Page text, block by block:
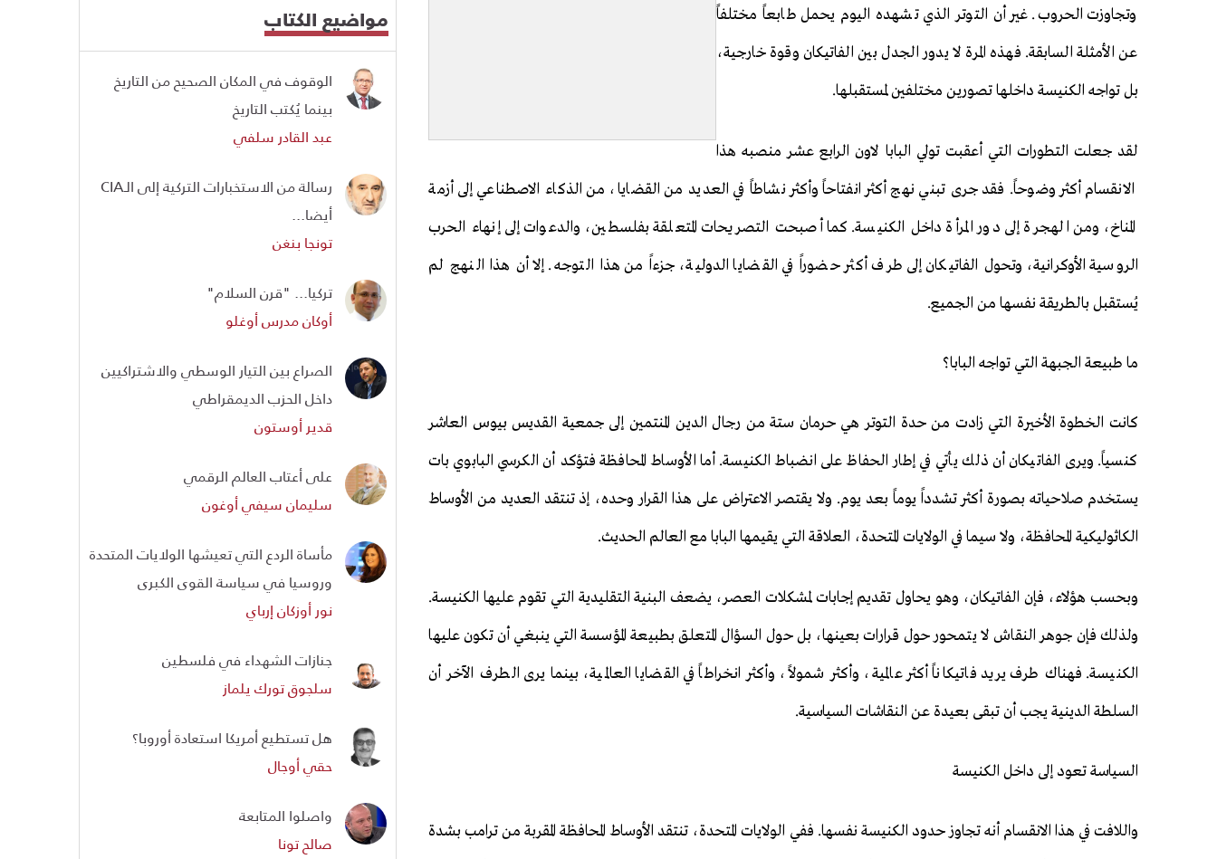
وتجاوزت الحروب. غير أن التوتر الذي تشهده اليوم يحمل طابعاً مختلفاً
عن الأمثلة السابقة. فهذه المرة لا يدور الجدل بين الفاتيكان وقوة خارجية،
بل تواجه الكنيسة داخلها تصورين مختلفين لمستقبلها.
لقد جعلت التطورات التي أعقبت تولي البابا لاون الرابع عشر منصبه هذا
الانقسام أكثر وضوحاً. فقد جرى تبني نهج أكثر انفتاحاً وأكثر نشاطاً في العديد من القضايا، من الذكاء الاصطناعي إلى أزمة
المناخ، ومن الهجرة إلى دور المرأة داخل الكنيسة. كما أصبحت التصريحات المتعلقة بفلسطين، والدعوات إلى إنهاء الحرب
الروسية الأوكرانية، وتحول الفاتيكان إلى طرف أكثر حضوراً في القضايا الدولية، جزءاً من هذا التوجه. إلا أن هذا النهج لم
يُستقبل بالطريقة نفسها من الجميع.
ما طبيعة الجبهة التي تواجه البابا؟
كانت الخطوة الأخيرة التي زادت من حدة التوتر هي حرمان ستة من رجال الدين المنتمين إلى جمعية القديس بيوس العاشر
كنسياً. ويرى الفاتيكان أن ذلك يأتي في إطار الحفاظ على انضباط الكنيسة. أما الأوساط المحافظة فتؤكد أن الكرسي البابوي بات
يستخدم صلاحياته بصورة أكثر تشدداً يوماً بعد يوم. ولا يقتصر الاعتراض على هذا القرار وحده، إذ تنتقد العديد من الأوساط
الكاثوليكية المحافظة، ولا سيما في الولايات المتحدة، العلاقة التي يقيمها البابا مع العالم الحديث.
وبحسب هؤلاء، فإن الفاتيكان، وهو يحاول تقديم إجابات لمشكلات العصر، يضعف البنية التقليدية التي تقوم عليها الكنيسة.
ولذلك فإن جوهر النقاش لا يتمحور حول قرارات بعينها، بل حول السؤال المتعلق بطبيعة المؤسسة التي ينبغي أن تكون عليها
الكنيسة. فهناك طرف يريد فاتيكاناً أكثر عالمية، وأكثر شمولاً، وأكثر انخراطاً في القضايا العالمية، بينما يرى الطرف الآخر أن
السلطة الدينية يجب أن تبقى بعيدة عن النقاشات السياسية.
السياسة تعود إلى داخل الكنيسة
واللافت في هذا الانقسام أنه تجاوز حدود الكنيسة نفسها. ففي الولايات المتحدة، تنتقد الأوساط المحافظة المقربة من ترامب بشدة
مواضيع الكتاب
الوقوف في المكان الصحيح من التاريخ
بينما يُكتب التاريخ
عبد القادر سلفي
رسالة من الاستخبارات التركية إلى الـCIA
أيضا...
تونجا بنغن
تركيا... "قرن السلام"
أوكان مدرس أوغلو
الصراع بين التيار الوسطي والاشتراكيين
داخل الحزب الديمقراطي
قدير أوستون
على أعتاب العالم الرقمي
سليمان سيفي أوغون
مأساة الردع التي تعيشها الولايات المتحدة
وروسيا في سياسة القوى الكبرى
نور أوزكان إرباي
جنازات الشهداء في فلسطين
سلجوق تورك يلماز
هل تستطيع أمريكا استعادة أوروبا؟
حقي أوجال
واصلوا المتابعة
صالح تونا